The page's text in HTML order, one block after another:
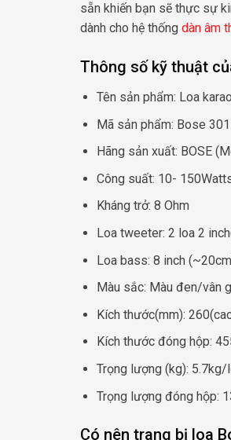
sẵn khiến bạn sẽ thực sự
dành cho hệ thống dàn âm
Thông số kỹ thuật
Tên sản phẩm: Loa
Mã sản phẩm: Bose
Hãng sản xuất: BOSE
Công suất: 10-
Kháng trở: 8 Ohm
Loa tweeter: 2 loa 2
Loa bass: 8 inch
Màu sắc: Màu đen/vân
Kích thước(mm):
Kích thước đóng hộp:
Trọng lượng (kg): 5.7kg/
Trọng lượng đóng hộp:
Có nên trang bị loa